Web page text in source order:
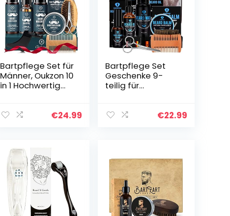
Bartpflege Set für
Männer, Oukzon 10
in 1 Hochwertig
Bartshampoo,
Bartbalsam,
Bartkamm,Bartbü
rste,
Bartschere,Bartsc
hablonen,Reiseta
sch
€24.99
Bartpflege Set
Geschenke 9-
teilig für
Kostenlos
Bartschere
Bartpflege Herren
Bartwuchsmittel
Bart Set
€22.99